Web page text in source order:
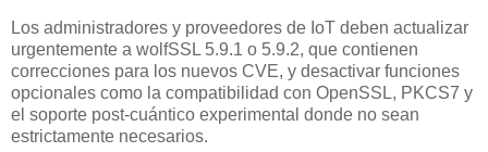
Los administradores y proveedores de IoT deben actualizar
urgentemente a wolfSSL 5.9.1 o 5.9.2, que contienen
correcciones para los nuevos CVE, y desactivar funciones
opcionales como la compatibilidad con OpenSSL, PKCS7 y
el soporte post-cuántico experimental donde no sean
estrictamente necesarios.